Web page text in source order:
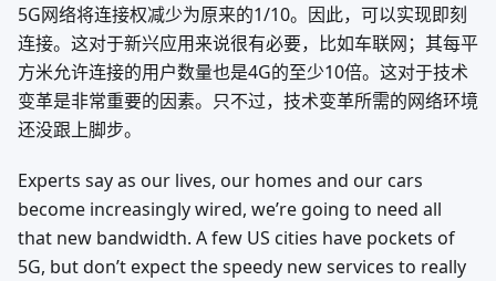
5G网络将连接权减少为原来的1/10。因此，可以实现即刻
连接。这对于新兴应用来说很有必要，比如车联网；其每平
方米允许连接的用户数量也是4G的至少10倍。这对于技术
变革是非常重要的因素。只不过，技术变革所需的网络环境
还没跟上脚步。
Experts say as our lives, our homes and our cars
become increasingly wired, we’re going to need all
that new bandwidth. A few US cities have pockets of
5G, but don’t expect the speedy new services to really